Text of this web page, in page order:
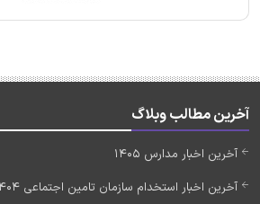
آخرین مطالب وبلاگ
آخرین اخبار مدارس 1405
آخرین اخبار استخدام سازمان تامین اجتماعی 1404 (به زودی)